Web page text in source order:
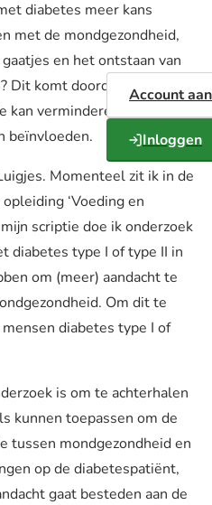
Account
Inloggen
diabetes meer kans
met de mondgezondheid,
en het ontstaan van
Dit komt doordat diabetes
verminderen, wat de
beïnvloeden.
Momenteel zit ik in de
‘Voeding en
scriptie doe ik onderzoek
diabetes type I of type II in
om (meer) aandacht te
Om dit te
diabetes type I of
is om te achterhalen
kunnen toepassen om de
tussen mondgezondheid en
op de diabetespatiënt,
gaat besteden aan de